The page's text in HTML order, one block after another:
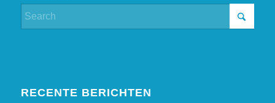
RECENTE BERICHTEN